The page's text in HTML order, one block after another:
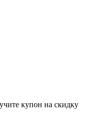
купон на скидку